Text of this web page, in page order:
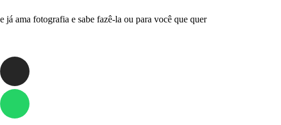
ama fotografia e sabe fazê-la ou para você que quer